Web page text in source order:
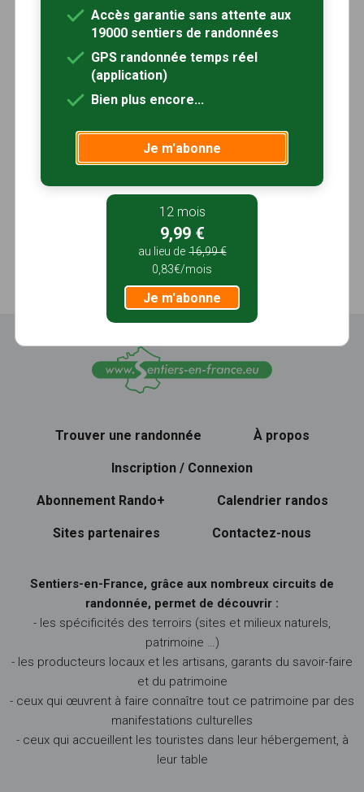
Trouver une randonnée À propos
Inscription / Connexion
Abonnement Rando+ Calendrier randos
Sites partenaires Contactez-nous
Sentiers-en-France, grâce aux nombreux circuits de
randonnée, permet de découvrir :
- les spécificités des terroirs (sites et milieux naturels,
patrimoine …)
- les producteurs locaux et les artisans, garants du savoir-faire
et du patrimoine
- ceux qui œuvrent à faire connaître tout ce patrimoine par des
manifestations culturelles
- ceux qui accueillent les touristes dans leur hébergement, à
leur table
Accès garantie sans attente aux
19000 sentiers de randonnées
GPS randonnée temps réel
(application)
Bien plus encore...
Je m'abonne
12 mois
9,99 €
au lieu de 16,99 €
0,83€/mois
Je m'abonne